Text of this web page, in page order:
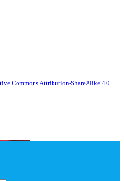
Commons Attribution-ShareAlike 4.0